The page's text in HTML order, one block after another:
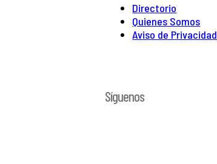
Directorio
Quienes Somos
Aviso de Privacidad
Síguenos